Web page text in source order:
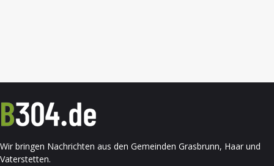
Wir bringen Nachrichten aus den Gemeinden Grasbrunn, Haar und
Vaterstetten.